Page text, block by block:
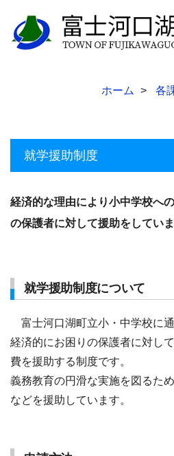
ホーム 各
就学援助制度
経済的な理由により小中学校へ
の保護者に対して援助をしていま
就学援助制度について
富士河口湖町立小・中学校に通
経済的にお困りの保護者に対し
費を援助する制度です。
義務教育の円滑な実施を図るた
などを援助しています。